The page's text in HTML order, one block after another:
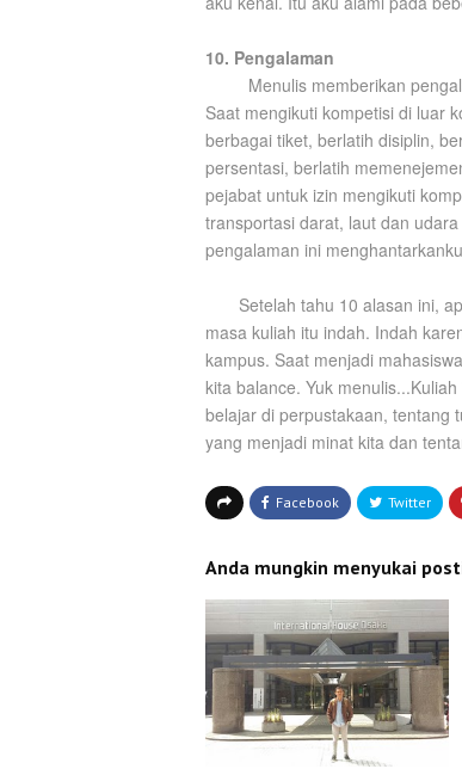
10. Pengalaman
Menulis memberikan
Saat mengikuti kompetisi di luar
berbagai tiket, berlatih disiplin,
persentasi, berlatih
pejabat untuk izin mengikuti
transportasi darat, laut dan
pengalaman ini
Setelah tahu 10 alasan ini,
masa kuliah itu indah. Indah
kampus. Saat menjadi
kita balance. Yuk
belajar di perpustakaan, tentang
yang menjadi minat kita dan
Anda mungkin menyukai